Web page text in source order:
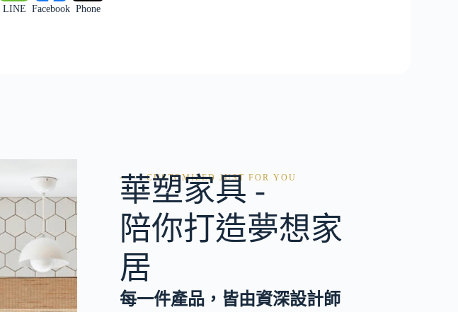
LINE Facebook Phone
CUSTOMIZED JUST FOR YOU
華塑家具 -
陪你打造夢想家
居
每一件產品，皆由資深設計師